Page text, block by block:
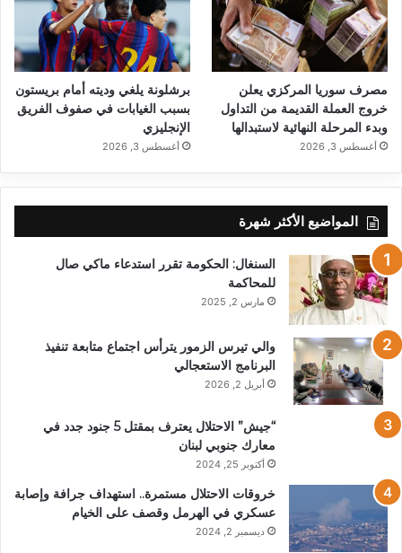
مصرف سوريا المركزي يعلن
خروج العملة القديمة من التداول
وبدء المرحلة النهائية لاستبدالها
أغسطس 3, 2026
برشلونة يلغي وديته أمام بريستون
بسبب الغيابات في صفوف الفريق
الإنجليزي
أغسطس 3, 2026
المواضيع الأكثر شهرة
السنغال: الحكومة تقرر استدعاء ماكي صال
للمحاكمة
مارس 2, 2025
والي تيرس الزمور يترأس اجتماع متابعة تنفيذ
البرنامج الاستعجالي
أبريل 2, 2026
“جيش” الاحتلال يعترف بمقتل 5 جنود جدد في
معارك جنوبي لبنان
أكتوبر 25, 2024
خروقات الاحتلال مستمرة.. استهداف جرافة وإصابة
عسكري في الهرمل وقصف على الخيام
ديسمبر 2, 2024